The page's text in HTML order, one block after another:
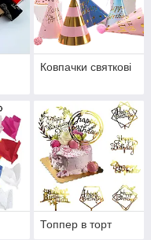
Ковпачки святкові
Топпер в торт